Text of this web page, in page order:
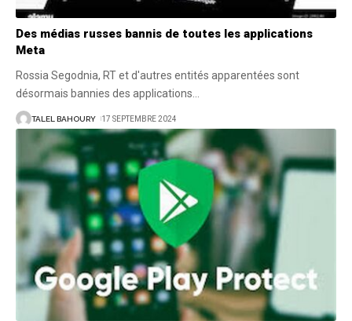
Des médias russes bannis de toutes les applications
Meta
Rossia Segodnia, RT et d'autres entités apparentées sont
désormais bannies des applications…
TALEL BAHOURY 17 SEPTEMBRE 2024